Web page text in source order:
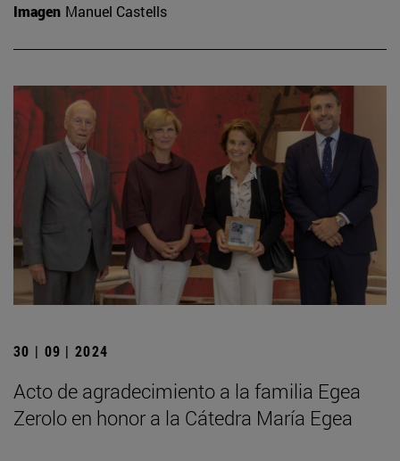
Imagen Manuel Castells
30 | 09 | 2024
Acto de agradecimiento a la familia Egea
Zerolo en honor a la Cátedra María Egea